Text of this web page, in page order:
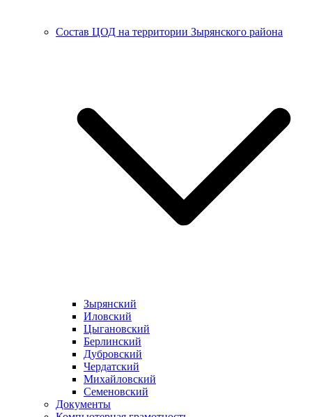
Состав ЦОД на территории Зырянского района
Зырянский
Иловский
Цыгановский
Берлинский
Дубровский
Чердатский
Михайловский
Семеновский
Документы